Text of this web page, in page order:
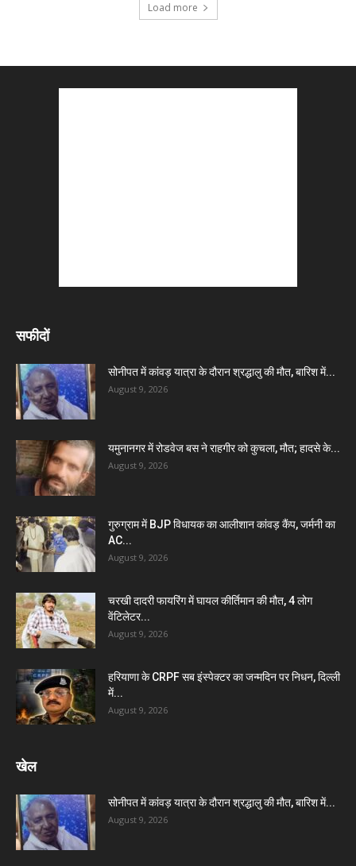
Load more
सफीदों
सोनीपत में कांवड़ यात्रा के दौरान श्रद्धालु की मौत, बारिश में...
August 9, 2026
यमुनानगर में रोडवेज बस ने राहगीर को कुचला, मौत; हादसे के...
August 9, 2026
गुरुग्राम में BJP विधायक का आलीशान कांवड़ कैंप, जर्मनी का
AC...
August 9, 2026
चरखी दादरी फायरिंग में घायल कीर्तिमान की मौत, 4 लोग
वेंटिलेटर...
August 9, 2026
हरियाणा के CRPF सब इंस्पेक्टर का जन्मदिन पर निधन, दिल्ली
में...
August 9, 2026
खेल
सोनीपत में कांवड़ यात्रा के दौरान श्रद्धालु की मौत, बारिश में...
August 9, 2026